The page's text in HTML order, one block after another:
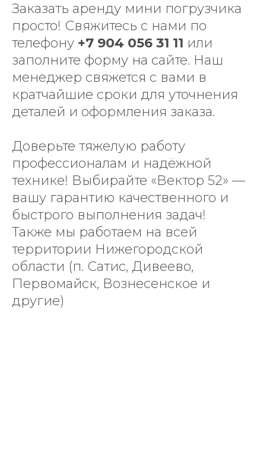
Заказать аренду мини погрузчика
просто! Свяжитесь с нами по
телефону +7 904 056 31 11 или
заполните форму на сайте. Наш
менеджер свяжется с вами в
кратчайшие сроки для уточнения
деталей и оформления заказа.
Доверьте тяжелую работу
профессионалам и надёжной
технике! Выбирайте «Вектор 52» —
вашу гарантию качественного и
быстрого выполнения задач!
Также мы работаем на всей
территории Нижегородской
области (п. Сатис, Дивеево,
Первомайск, Вознесенское и
другие)